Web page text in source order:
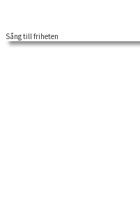
Sång till friheten